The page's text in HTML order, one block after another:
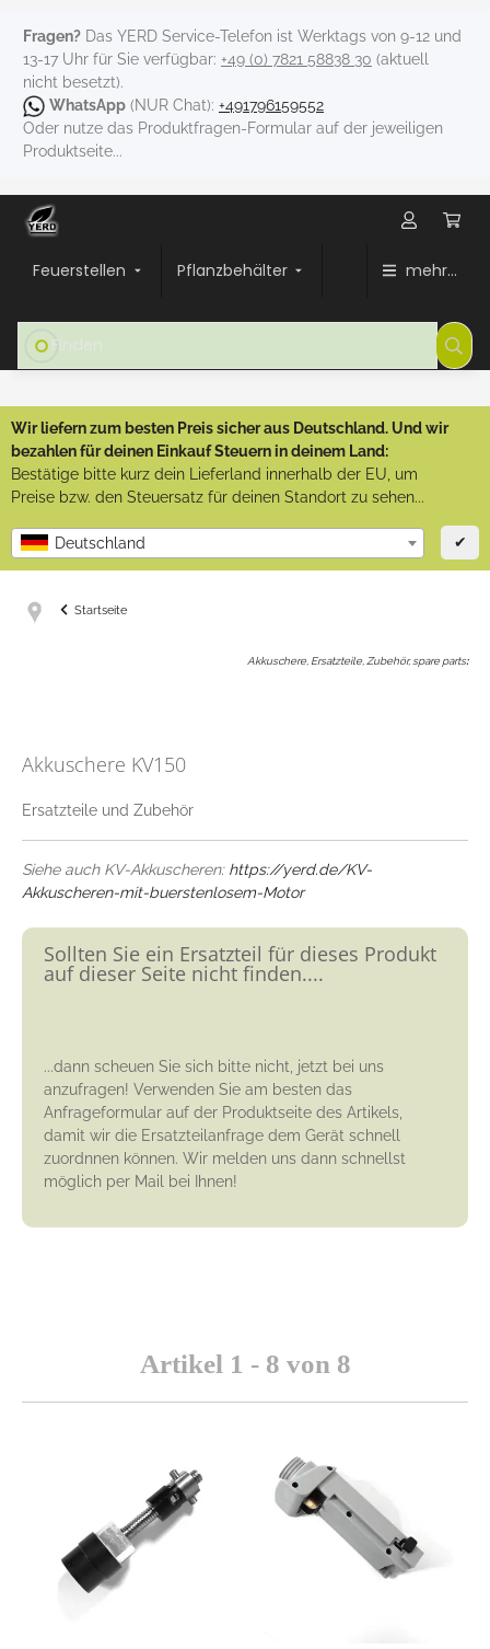
Fragen? Das YERD Service-Telefon ist Werktags von 9-12 und
13-17 Uhr für Sie verfügbar: +49 (0) 7821 58838 30 (aktuell
nicht besetzt).
WhatsApp (NUR Chat): +491796159552
Oder nutze das Produktfragen-Formular auf der jeweiligen
Produktseite...
Feuerstellen Pflanzbehälter mehr...
Wir liefern zum besten Preis sicher aus Deutschland. Und wir
bezahlen für deinen Einkauf Steuern in deinem Land:
Bestätige bitte kurz dein Lieferland innerhalb der EU, um
Preise bzw. den Steuersatz für deinen Standort zu sehen...
Deutschland ✔
Startseite
Akkuschere, Ersatzteile, Zubehör, spare parts:
Akkuschere KV150
Ersatzteile und Zubehör
Siehe auch KV-Akkuscheren: https://yerd.de/KV-
Akkuscheren-mit-buerstenlosem-Motor
Sollten Sie ein Ersatzteil für dieses Produkt
auf dieser Seite nicht finden....
...dann scheuen Sie sich bitte nicht, jetzt bei uns
anzufragen! Verwenden Sie am besten das
Anfrageformular auf der Produktseite des Artikels,
damit wir die Ersatzteilanfrage dem Gerät schnell
zuordnnen können. Wir melden uns dann schnellst
möglich per Mail bei Ihnen!
Artikel 1 - 8 von 8